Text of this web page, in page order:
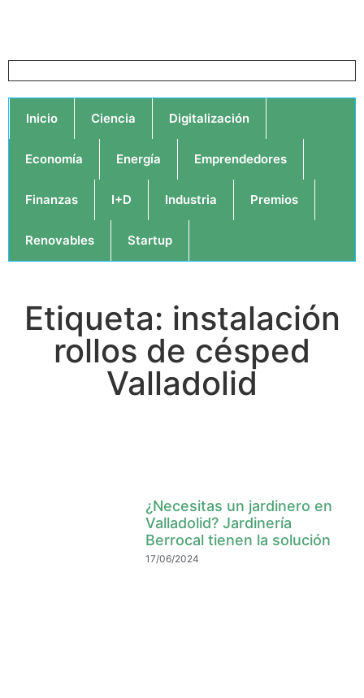
Inicio Ciencia Digitalización
Economía Energía Emprendedores
Finanzas I+D Industria Premios
Renovables Startup
Etiqueta: instalación
rollos de césped
Valladolid
¿Necesitas un jardinero en
Valladolid? Jardinería
Berrocal tienen la solución
17/06/2024